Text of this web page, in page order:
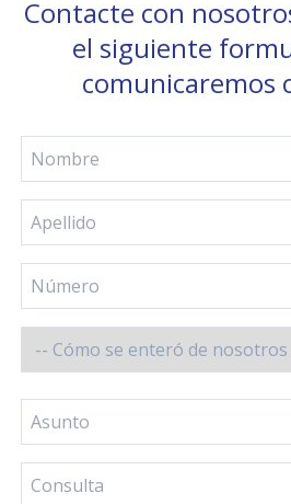
Contacte con
el siguiente
comunicaremos